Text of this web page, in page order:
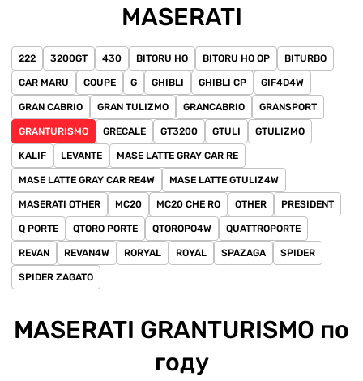
MASERATI
222 3200GT 430 BITORU HO BITORU HO OP BITURBO
CAR MARU COUPE G GHIBLI GHIBLI CP GIF4D4W
GRAN CABRIO GRAN TULIZMO GRANCABRIO GRANSPORT
GRANTURISMO GRECALE GT3200 GTULI GTULIZMO
KALIF LEVANTE MASE LATTE GRAY CAR RE
MASE LATTE GRAY CAR RE4W MASE LATTE GTULIZ4W
MASERATI OTHER MC20 MC20 CHE RO OTHER PRESIDENT
Q PORTE QTORO PORTE QTOROPO4W QUATTROPORTE
REVAN REVAN4W RORYAL ROYAL SPAZAGA SPIDER
SPIDER ZAGATO
MASERATI GRANTURISMO по
году